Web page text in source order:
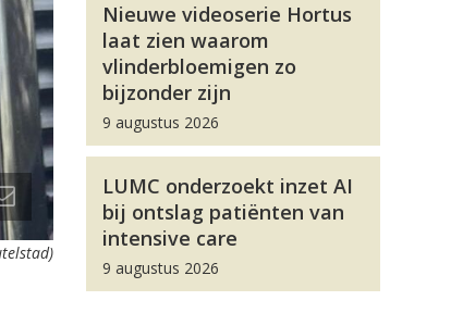
Nieuwe videoserie Hortus
laat zien waarom
vlinderbloemigen zo
bijzonder zijn
9 augustus 2026
LUMC onderzoekt inzet AI
bij ontslag patiënten van
intensive care
9 augustus 2026